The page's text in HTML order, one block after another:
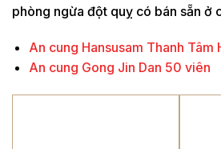
phòng ngừa đột quỵ có bán sẵn ở
An cung Hansusam Thanh Tâm
An cung Gong Jin Dan 50 viên